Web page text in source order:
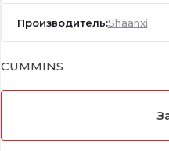
Производитель:Shaanxi
CUMMINS